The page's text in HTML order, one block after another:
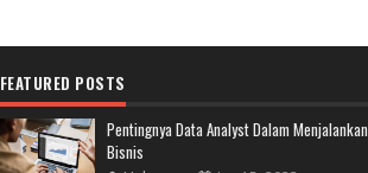
FEATURED POSTS
Pentingnya Data Analyst Dalam Menjalankan
Bisnis